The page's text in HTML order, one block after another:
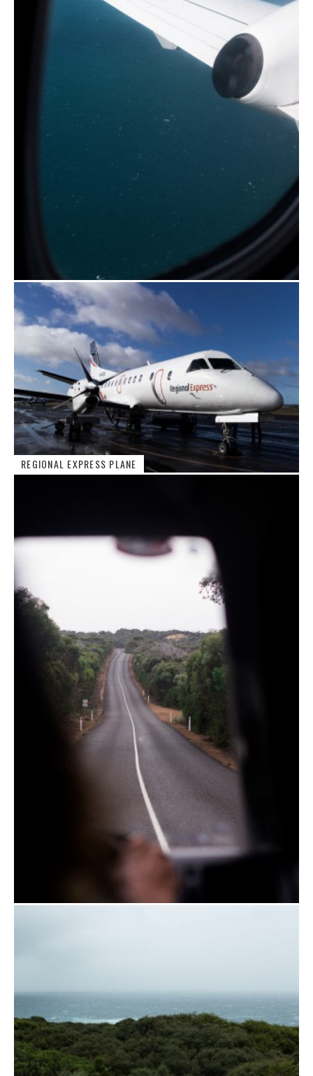
REGIONAL EXPRESS PLANE